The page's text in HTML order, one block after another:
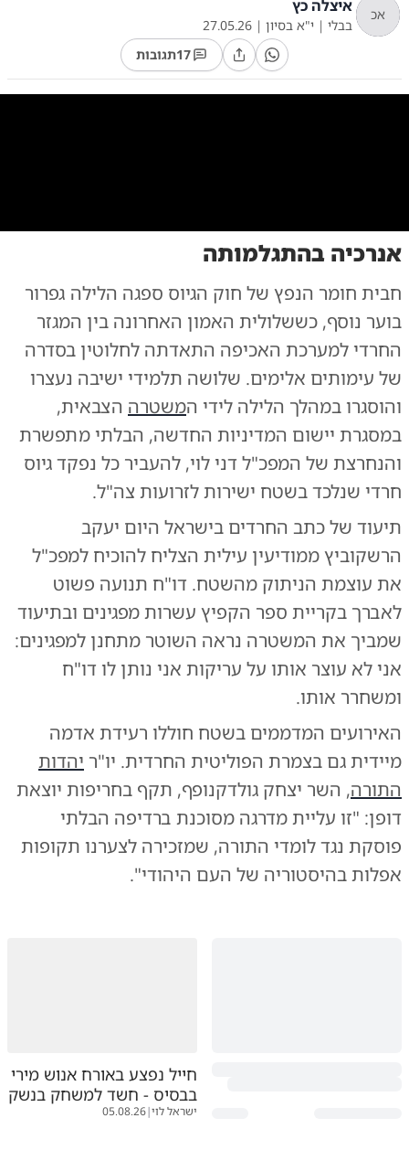
אכ איצלה כץ
בבלי | י"א בסיון |
27.05.26
17תגובות
| א. שטול - מהנעשה ונשמע | שוקי לרר
אנרכיה בהתגלמותה
חבית חומר הנפץ של חוק הגיוס ספגה הלילה גפרור
בוער נוסף, כששלולית האמון האחרונה בין המגזר
החרדי למערכת האכיפה התאדתה לחלוטין בסדרה
של עימותים אלימים. שלושה תלמידי ישיבה נעצרו
והוסגרו במהלך הלילה לידי המשטרה הצבאית,
במסגרת יישום המדיניות החדשה, הבלתי מתפשרת
והנחרצת של המפכ"ל דני לוי, להעביר כל נפקד גיוס
חרדי שנלכד בשטח ישירות לזרועות צה"ל.
תיעוד של כתב החרדים בישראל היום יעקב
הרשקוביץ ממודיעין עילית הצליח להוכיח למפכ"ל
את עוצמת הניתוק מהשטח. דו"ח תנועה פשוט
לאברך בקריית ספר הקפיץ עשרות מפגינים ובתיעוד
שמביך את המשטרה נראה השוטר מתחנן למפגינים:
אני לא עוצר אותו על עריקות אני נותן לו דו"ח
ומשחרר אותו.
האירועים המדממים בשטח חוללו רעידת אדמה
מיידית גם בצמרת הפוליטית החרדית. יו"ר יהדות
התורה, השר יצחק גולדקנופף, תקף בחריפות יוצאת
דופן: "זו עליית מדרגה מסוכנת ברדיפה הבלתי
פוסקת נגד לומדי התורה, שמזכירה לצערנו תקופות
אפלות בהיסטוריה של העם היהודי".
חייל נפצע באורח אנוש מירי
בבסיס - חשד למשחק בנשק
ישראל לוי|
05.08.26